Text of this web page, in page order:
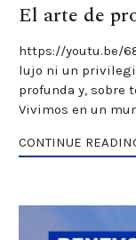
El arte de
https://youtu.be/
lujo ni un
profunda y, sobre
Vivimos en un
CONTINUE